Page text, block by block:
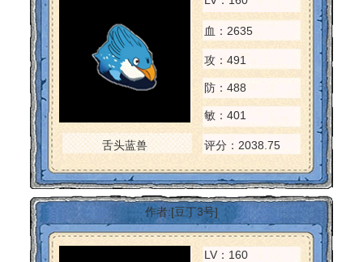
血：2635
攻：491
防：488
敏：401
舌头蓝兽 评分：2038.75
作者:[豆丁3号]
LV：160